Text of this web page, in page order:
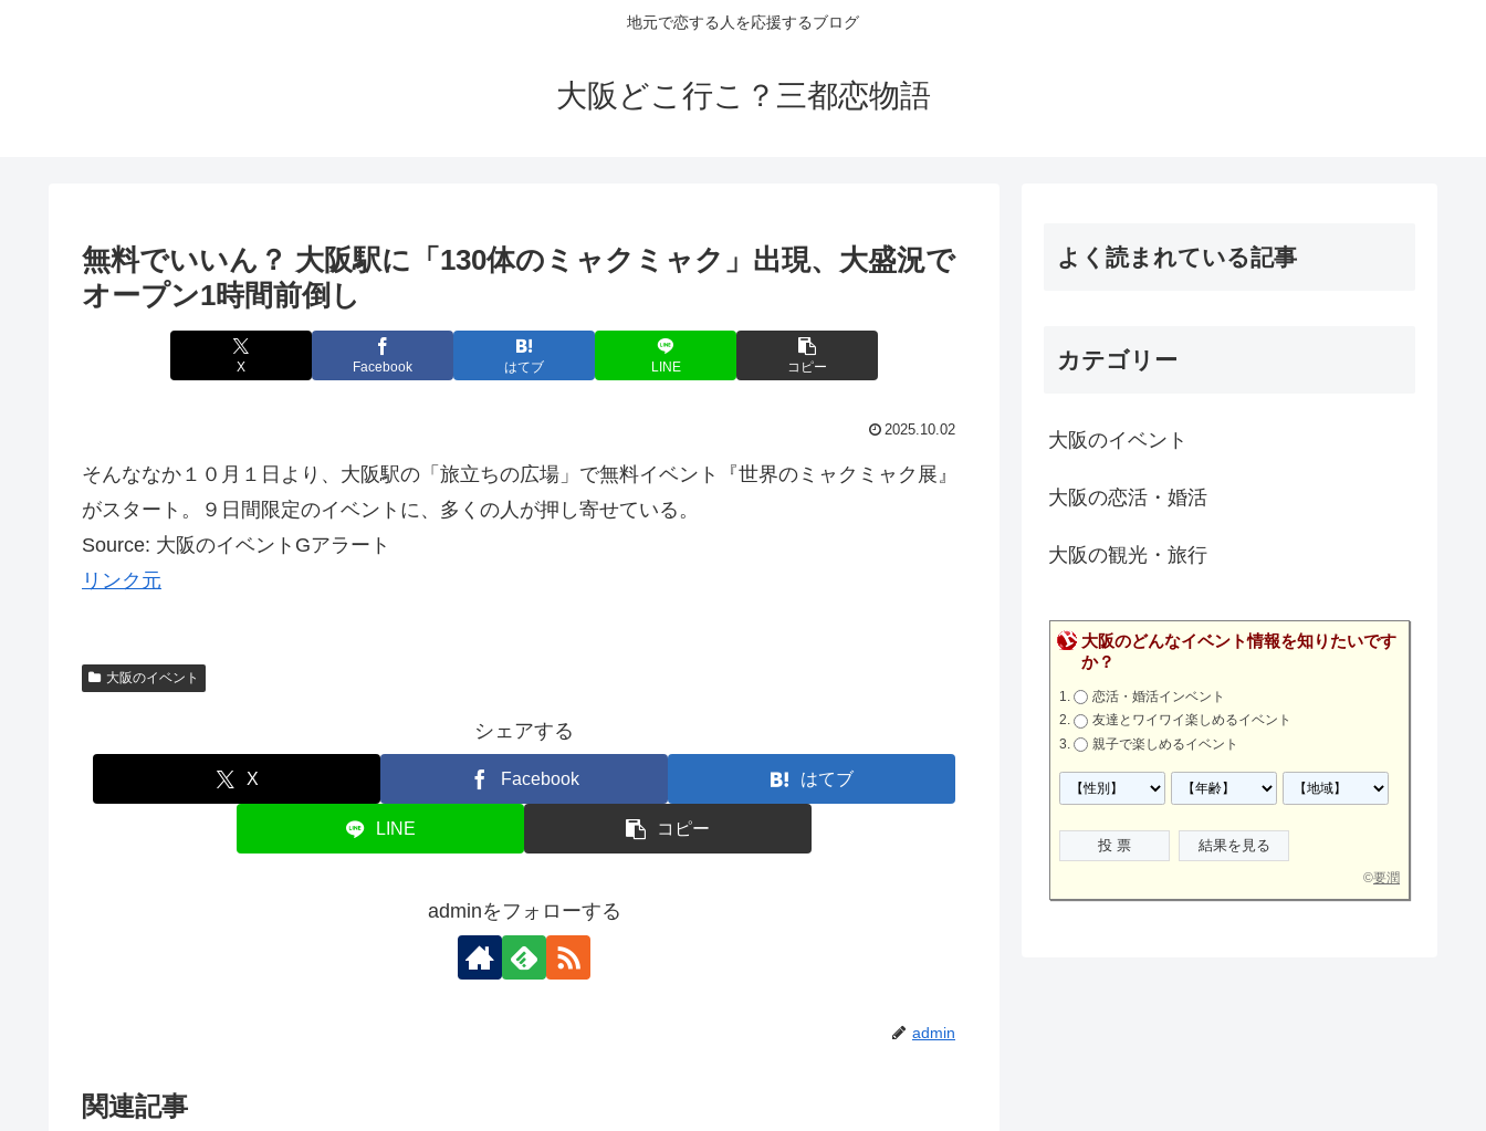
地元で恋する人を応援するブログ
大阪どこ行こ？三都恋物語
無料でいいん？ 大阪駅に「130体のミャクミャク」出現、大盛況で
オープン1時間前倒し
X Facebook はてブ LINE コピー
2025.10.02
そんななか１０月１日より、大阪駅の「旅立ちの広場」で無料イベント『世界のミャクミャク展』
がスタート。９日間限定のイベントに、多くの人が押し寄せている。
Source: 大阪のイベントGアラート
リンク元
大阪のイベント
シェアする
X Facebook はてブ
LINE コピー
adminをフォローする
admin
関連記事
よく読まれている記事
カテゴリー
大阪のイベント
大阪の恋活・婚活
大阪の観光・旅行
大阪のどんなイベント情報を知りたいです
か？
恋活・婚活インベント
友達とワイワイ楽しめるイベント
親子で楽しめるイベント
©要潤